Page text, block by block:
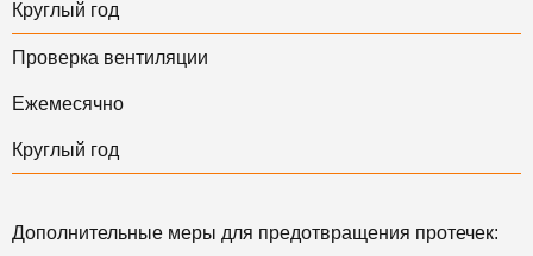
Круглый год
Проверка вентиляции
Ежемесячно
Круглый год
Дополнительные меры для предотвращения протечек: